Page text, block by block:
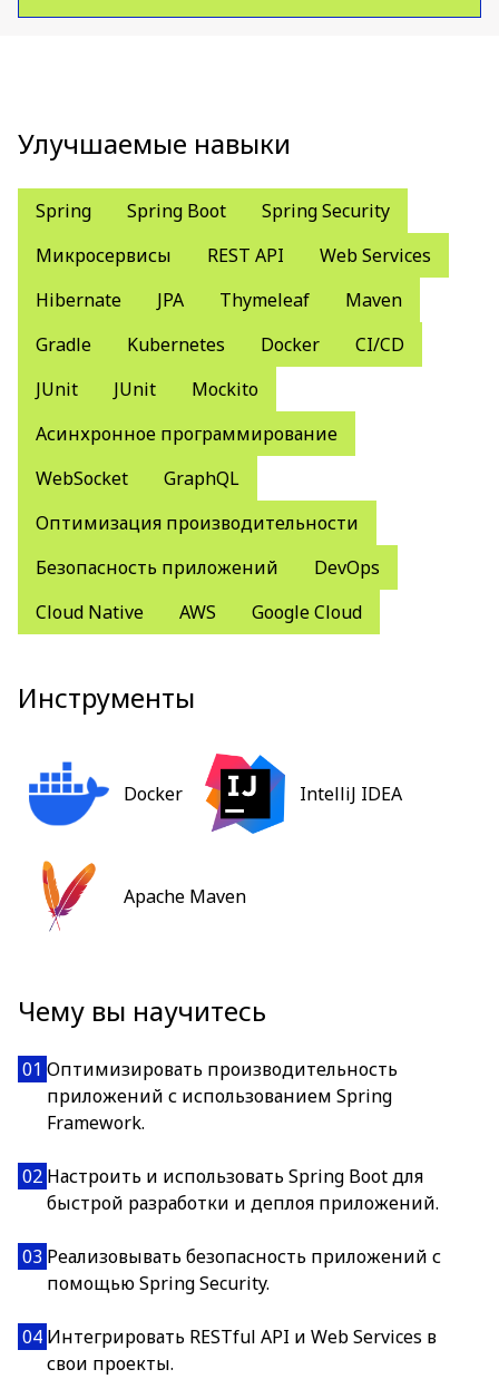
Улучшаемые навыки
Spring Spring Boot
Spring Security
Микросервисы
REST API
Web Services
Hibernate
JPA Thymeleaf
Maven
Gradle
Kubernetes Docker
CI/CD
JUnit
JUnit
Mockito
Асинхронное программирование
WebSocket
GraphQL
Оптимизация производительности
Безопасность приложений
DevOps
Cloud Native
AWS Google Cloud
Инструменты
Docker IntelliJ IDEA
Apache Maven
Чему вы научитесь
01 Оптимизировать производительность
приложений с использованием Spring
Framework.
02 Настроить и использовать Spring Boot для
быстрой разработки и деплоя приложений.
03 Реализовывать безопасность приложений с
помощью Spring Security.
04 Интегрировать RESTful API и Web Services в
свои проекты.